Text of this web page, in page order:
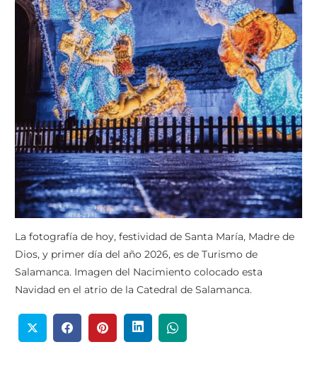
La fotografía de hoy, festividad de Santa María, Madre de
Dios, y primer día del año 2026, es de Turismo de
Salamanca. Imagen del Nacimiento colocado esta
Navidad en el atrio de la Catedral de Salamanca.